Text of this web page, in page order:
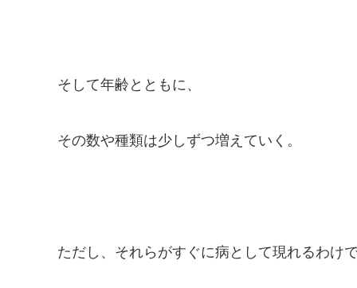
そして年齢とともに、
その数や種類は少しずつ増えていく。
ただし、それらがすぐに病として現れるわけで